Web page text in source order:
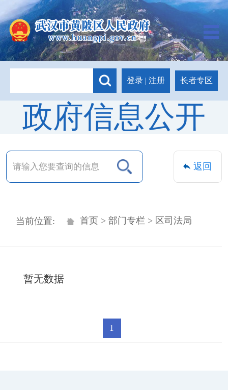
登录 | 注册 长者专区
政府信息公开
返回
当前位置: 首页> 部门专栏 > 区司法局
暂无数据
1